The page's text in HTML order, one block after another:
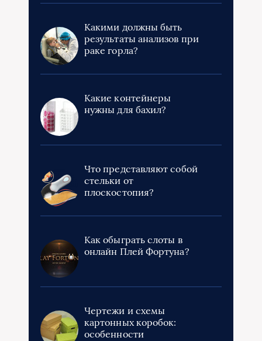
Какими должны быть
результаты анализов при
раке горла?
Какие контейнеры
нужны для бахил?
Что представляют собой
стельки от
плоскостопия?
Как обыграть слоты в
онлайн Плей Фортуна?
Чертежи и схемы
картонных коробок:
особенности